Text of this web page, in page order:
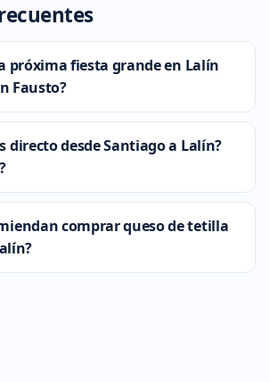
próxima fiesta grande en Lalín
Fausto?
directo desde Santiago a Lalín?
comprar queso de tetilla